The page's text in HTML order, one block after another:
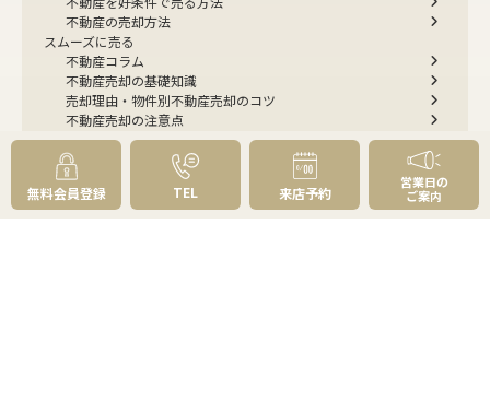
不動産の売却方法
スムーズに売る
不動産コラム
不動産売却の基礎知識
売却理由・物件別不動産売却のコツ
不動産売却の注意点
不動産売却後の手続き
よくあるご質問 - 売りたい
スピード売却
不動産買取という売却方法
不動産のご売却お任せください
無料会員登録 TEL 来店予約
営業日の
ご案内